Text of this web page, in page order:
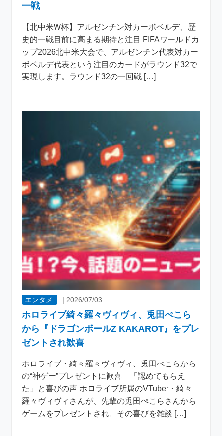
一戦
【北中米W杯】アルゼンチン対カーボベルデ、歴
史的一戦目前に高まる期待と注目 FIFAワールドカ
ップ2026北中米大会で、アルゼンチン代表対カー
ボベルデ代表という注目のカードがラウンド32で
実現します。ラウンド32の一回戦 […]
エンタメ | 2026/07/03
ホロライブ綺々羅々ヴィヴィ、兎田ぺこら
から『ドラゴンボールZ KAKAROT』をプレ
ゼントされ歓喜
ホロライブ・綺々羅々ヴィヴィ、兎田ぺこらから
の“神ゲー”プレゼントに歓喜 「認めてもらえ
た」と喜びの声 ホロライブ所属のVTuber・綺々
羅々ヴィヴィさんが、先輩の兎田ぺこらさんから
ゲームをプレゼントされ、その喜びを雑談 […]